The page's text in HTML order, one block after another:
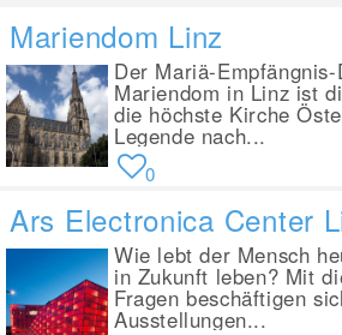
Mariendom Linz
Der Mariä-
Mariendom in Linz ist
die höchste Kirche
Legende nach...
0
Ars Electronica Center
Wie lebt der Mensch
in Zukunft leben? Mit
Fragen beschäftigen
Ausstellungen...